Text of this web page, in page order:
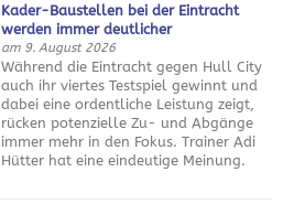
Kader-Baustellen bei der Eintracht
werden immer deutlicher
am 9. August 2026
Während die Eintracht gegen Hull City
auch ihr viertes Testspiel gewinnt und
dabei eine ordentliche Leistung zeigt,
rücken potenzielle Zu- und Abgänge
immer mehr in den Fokus. Trainer Adi
Hütter hat eine eindeutige Meinung.